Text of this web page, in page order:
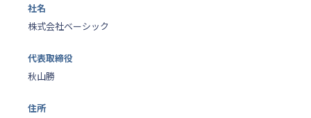
社名
株式会社ベーシック
代表取締役
秋山勝
住所